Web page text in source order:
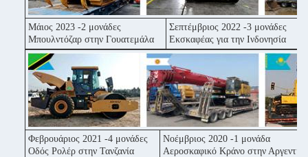
Μάιος 2023 -2 μονάδες
Μπουλντόζαρ στην Γουατεμάλα
Σεπτέμβριος 2022 -3 μονάδες
Εκσκαφέας για την Ινδονησία
Φεβρουάριος 2021 -4 μονάδες
Οδός Ρολέρ στην Τανζανία
Νοέμβριος 2020 -1 μονάδα
Αεροσκαφικό Κράνο στην Αργεντινή